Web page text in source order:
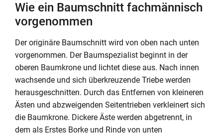
Wie ein Baumschnitt fachmännisch
vorgenommen
Der originäre Baumschnitt wird von oben nach unten
vorgenommen. Der Baumspezialist beginnt in der
oberen Baumkrone und lichtet diese aus. Nach innen
wachsende und sich überkreuzende Triebe werden
herausgeschnitten. Durch das Entfernen von kleineren
Ästen und abzweigenden Seitentrieben verkleinert sich
die Baumkrone. Dickere Äste werden abgetrennt, in
dem als Erstes Borke und Rinde von unten